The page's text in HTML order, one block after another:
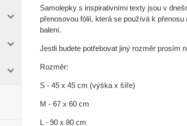
Samolepky s inspirativními texty jsou v
přenosovou fólií, která se používá k
balení.
Jestli budete potřebovat jiný rozměr prosím
Rozměr:
S - 45 x 45 cm (výška x šíře)
M - 67 x 60 cm
L - 90 x 80 cm